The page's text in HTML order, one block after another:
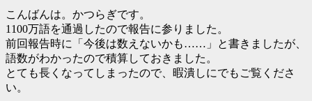
こんばんは。かつらぎです。
1100万語を通過したので報告に参りました。
前回報告時に「今後は数えないかも……」と書きましたが、
語数がわかったので積算しておきました。
とても長くなってしまったので、暇潰しにでもご覧くださ
い。